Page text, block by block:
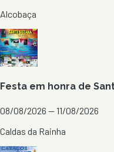
Alcobaça
Festa em honra de
08/08/2026 — 11/08/2026
Caldas da Rainha